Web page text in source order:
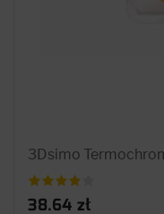
3Dsimo
38.64 zł